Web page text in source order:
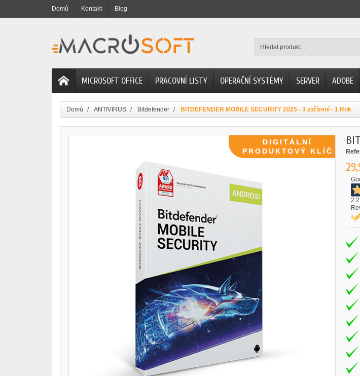
Domů Kontakt Blog
MICROSOFT OFFICE PRACOVNÍ LISTY OPERAČNÍ SYSTÉMY SERVER ADOBE
Domů ANTIVIRUS Bitdefender BITDEFENDER MOBILE SECURITY 2025 - 3 zařízení - 1 Rok